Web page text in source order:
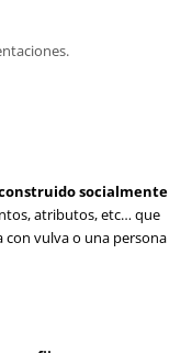
socialmente
atributos, etc… que
con vulva o una persona